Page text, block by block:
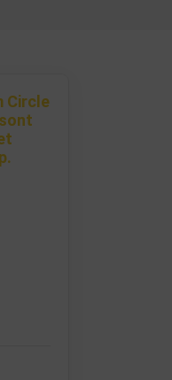
Circle